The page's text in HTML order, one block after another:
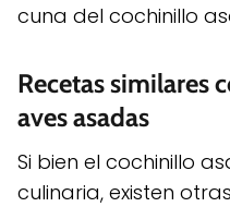
cuna del cochinillo
Recetas similares
aves asadas
Si bien el cochinillo
culinaria, existen